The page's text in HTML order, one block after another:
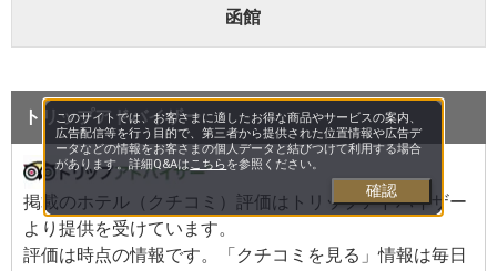
函館
トリップアドバイザー
掲載のホテル（クチコミ）評価はトリップアドバイザー
より提供を受けています。
評価は時点の情報です。「クチコミを見る」情報は毎日
このサイトでは、お客さまに適したお得な商品やサービスの案内、
広告配信等を行う目的で、第三者から提供された位置情報や広告デ
ータなどの情報をお客さまの個人データと結びつけて利用する場合
があります。詳細Q&Aはこちらを参照ください。
確認